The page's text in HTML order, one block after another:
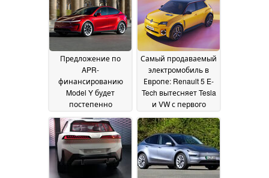
Предложение по
APR-
финансированию
Model Y будет
постепенно
отменено, поскольку
Tesla переносит
предложение по
бесплатной
пожизненной
Самый продаваемый
электромобиль в
Европе: Renault 5 E-
Tech вытесняет Tesla
и VW с первого
места13 August 2025